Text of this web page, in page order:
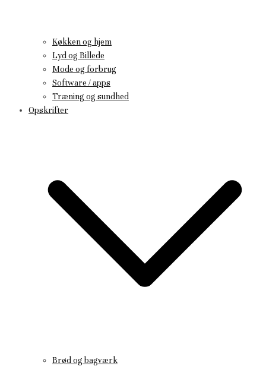
Køkken og hjem
Lyd og Billede
Mode og forbrug
Software / apps
Træning og sundhed
Opskrifter
Brød og bagværk